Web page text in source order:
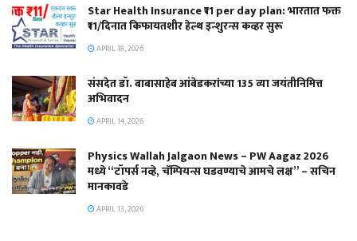
Star Health Insurance ₹11 per day plan: भारतात फक्त
₹11/दिनात किफायतशीर हेल्थ इन्शुरन्स कव्हर सुरू
APRIL 18, 2026
संसदेत डॉ. बाबासाहेब आंबेडकरांच्या 135 व्या जयंतीनिमित्त
अभिवादन
APRIL 14, 2026
Physics Wallah Jalgaon News – PW Aagaz 2026
मध्ये “टॉपर्स नव्हे, चॅम्पियन्स घडवण्याचे आमचे लक्ष” – सचिन
मानकावडे
APRIL 13, 2026